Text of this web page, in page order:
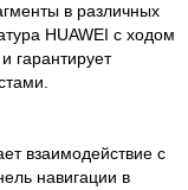
в различных
HUAWEI с ходом
гарантирует
взаимодействие с
навигации в